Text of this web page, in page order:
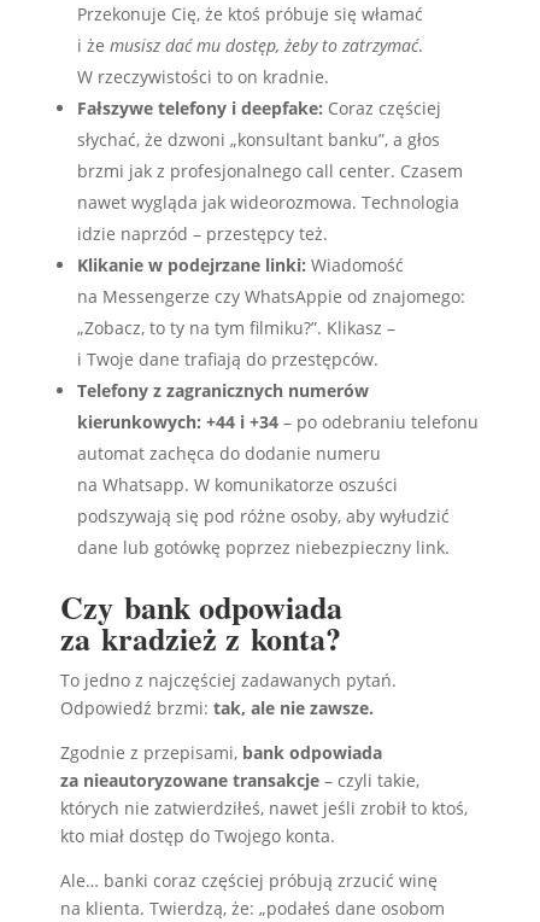
Przekonuje Cię, że ktoś próbuje się włamać
i że musisz dać mu dostęp, żeby to zatrzymać.
W rzeczywistości to on kradnie.
Fałszywe telefony i deepfake: Coraz częściej
słychać, że dzwoni „konsultant banku”, a głos
brzmi jak z profesjonalnego call center. Czasem
nawet wygląda jak wideorozmowa. Technologia
idzie naprzód – przestępcy też.
Klikanie w podejrzane linki: Wiadomość
na Messengerze czy WhatsAppie od znajomego:
„Zobacz, to ty na tym filmiku?”. Klikasz –
i Twoje dane trafiają do przestępców.
Telefony z zagranicznych numerów
kierunkowych: +44 i +34 – po odebraniu telefonu
automat zachęca do dodanie numeru
na Whatsapp. W komunikatorze oszuści
podszywają się pod różne osoby, aby wyłudzić
dane lub gotówkę poprzez niebezpieczny link.
Czy bank odpowiada
za kradzież z konta?
To jedno z najczęściej zadawanych pytań.
Odpowiedź brzmi: tak, ale nie zawsze.
Zgodnie z przepisami, bank odpowiada
za nieautoryzowane transakcje – czyli takie,
których nie zatwierdziłeś, nawet jeśli zrobił to ktoś,
kto miał dostęp do Twojego konta.
Ale… banki coraz częściej próbują zrzucić winę
na klienta. Twierdzą, że: „podałeś dane osobom